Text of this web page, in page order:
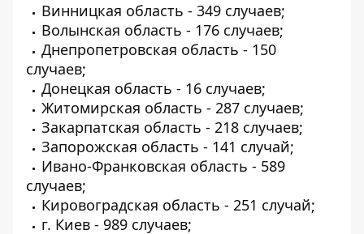
Винницкая область - 349 случаев;
Волынская область - 176 случаев;
Днепропетровская область - 150
случаев;
Донецкая область - 16 случаев;
Житомирская область - 287 случаев;
Закарпатская область - 218 случаев;
Запорожская область - 141 случай;
Ивано-Франковская область - 589
случаев;
Кировоградская область - 251 случай;
г. Киев - 989 случаев;